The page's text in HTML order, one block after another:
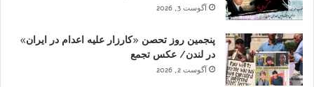
آگوست 3, 2026
پنجمین روز تحصن «کارزار علیه اعدام در ایران»
در لندن/ عکس تجمع
آگوست 2, 2026